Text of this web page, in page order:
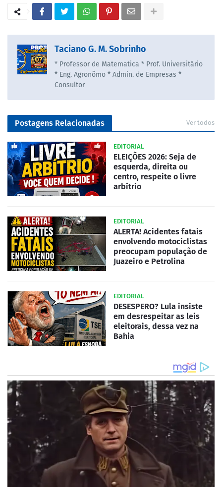
Taciano G. M. Sobrinho
* Professor de Matematica * Prof. Universitário
* Eng. Agronômo * Admin. de Empresas *
Consultor
Postagens Relacionadas Ver todos
EDITORIAL
ELEIÇÕES 2026: Seja de
esquerda, direita ou
centro, respeite o livre
arbítrio
EDITORIAL
ALERTA! Acidentes fatais
envolvendo motociclistas
preocupam população de
Juazeiro e Petrolina
EDITORIAL
DESESPERO? Lula insiste
em desrespeitar as leis
eleitorais, dessa vez na
Bahia